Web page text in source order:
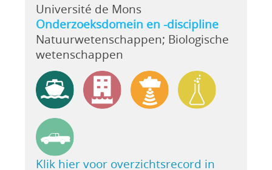
Université de Mons
Onderzoeksdomein en -discipline
Natuurwetenschappen; Biologische
wetenschappen
Klik hier voor overzichtsrecord in